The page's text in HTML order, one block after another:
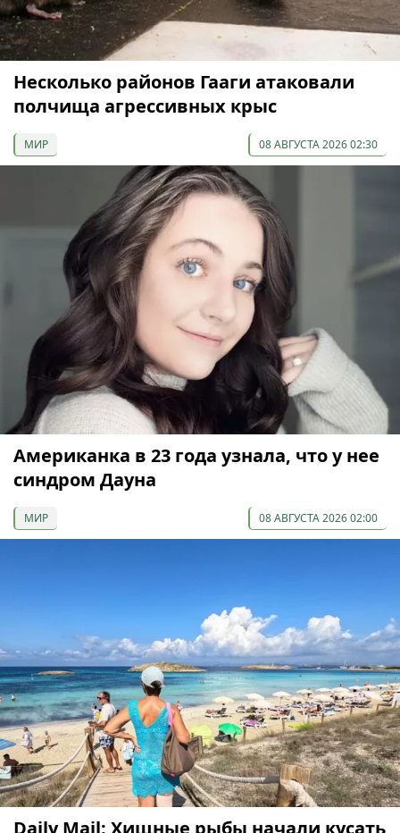
Несколько районов Гааги атаковали
полчища агрессивных крыс
МИР 08 АВГУСТА 2026 02:30
Американка в 23 года узнала, что у нее
синдром Дауна
МИР 08 АВГУСТА 2026 02:00
Daily Mail: Хищные рыбы начали кусать